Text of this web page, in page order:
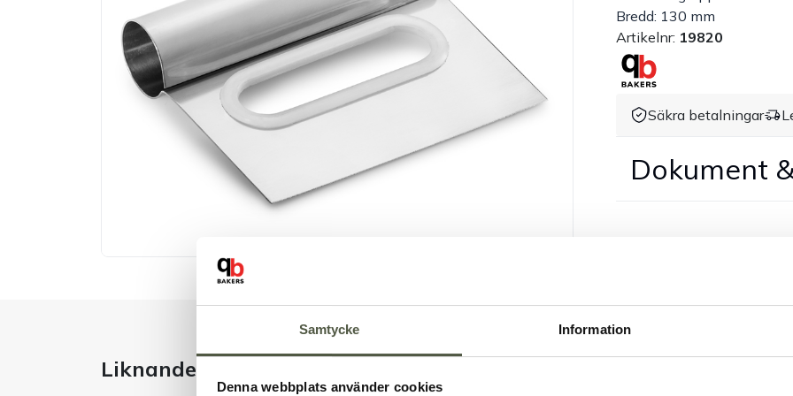
Samtycke Information
Denna webbplats använder cookies
Bredd: 130 mm
Artikelnr: 19820
Säkra betalningar
Dokument
Liknande produkter